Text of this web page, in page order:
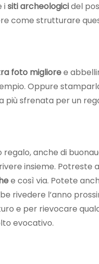
isiti archeologicidel
come strutturare
foto miglioree
Oppure
più sfrenata per un
anche di
insieme. Potreste
e così via. Potete
rivedere l’anno
e per rievocare
evocativo.